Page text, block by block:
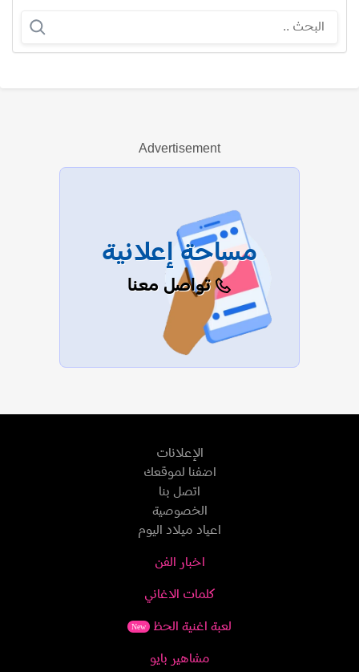
عرض الكل
Advertisement
مساحة إعلانية
تواصل معنا
الإعلانات
اضفنا لموقعك
اتصل بنا
الخصوصية
اعياد ميلاد اليوم
اخبار الفن
كلمات الاغاني
لعبة اغنية الحظ New
مشاهير بايو